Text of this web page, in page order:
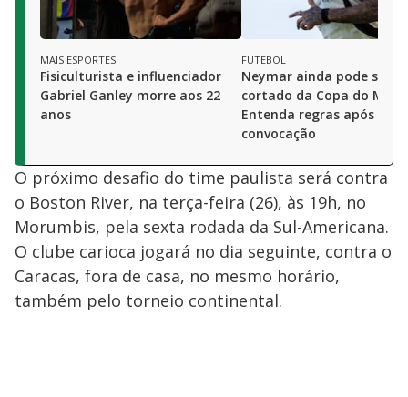
MAIS ESPORTES
Fisiculturista e influenciador
Gabriel Ganley morre aos 22
anos
FUTEBOL
Neymar ainda pode ser
cortado da Copa do
Entenda regras após
convocação
O próximo desafio do time paulista será contra
o Boston River, na terça-feira (26), às 19h, no
Morumbis, pela sexta rodada da Sul-Americana.
O clube carioca jogará no dia seguinte, contra o
Caracas, fora de casa, no mesmo horário,
também pelo torneio continental.